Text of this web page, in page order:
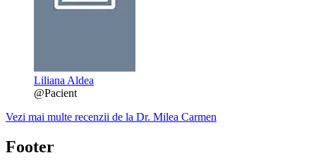
Liliana Aldea
@Pacient
Vezi mai multe recenzii de la Dr. Milea Carmen
Footer